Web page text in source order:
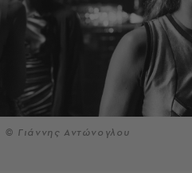
© Γιάννης Αντώνογλου